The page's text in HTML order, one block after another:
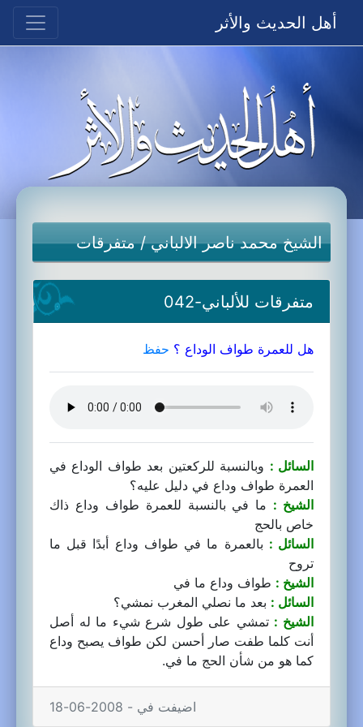
أهل الحديث والأثر
الشيخ محمد ناصر الالباني/متفرقات
متفرقات للألباني-042
هل للعمرة طواف الوداع ؟ حفظ
السائل : وبالنسبة للركعتين بعد طواف الوداع في
العمرة طواف وداع في دليل عليه؟
الشيخ : ما في بالنسبة للعمرة طواف وداع ذاك
خاص بالحج
السائل : بالعمرة ما في طواف وداع أبدًا قبل ما
تروح
الشيخ : طواف وداع ما في
السائل : بعد ما نصلي المغرب نمشي؟
الشيخ : تمشي على طول شرع شيء ما له أصل
أنت كلما طفت صار أحسن لكن طواف يصبح وداع
كما هو من شأن الحج ما في.
اضيفت في - 2008-06-18